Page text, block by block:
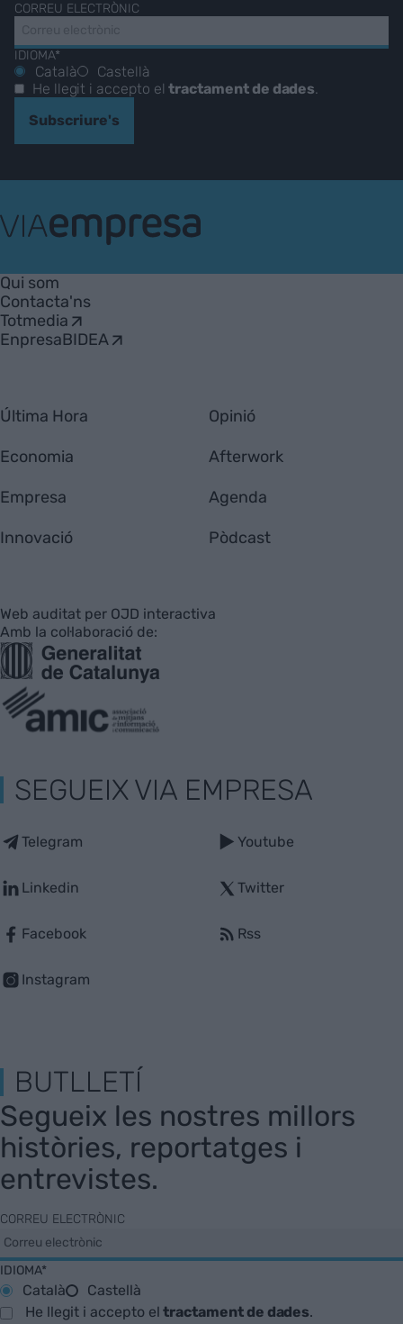
CORREU ELECTRÒNIC
IDIOMA*
Català
Castellà
He llegit i accepto eltractament de dades.
Subscriure's
Empresa
Qui som
Contacta'ns
Totmedia
EnpresaBIDEA
Última Hora
Economia
Empresa
Innovació
Opinió
Afterwork
Agenda
Pòdcast
Web auditat per OJD interactiva
Amb la col·laboració de:
SEGUEIX VIA EMPRESA
Telegram
Linkedin
Facebook
Instagram
Youtube
Twitter
Rss
BUTLLETÍ
Segueix les nostres millors
històries, reportatges i
entrevistes.
CORREU ELECTRÒNIC
IDIOMA*
Català
Castellà
He llegit i accepto eltractament de dades.